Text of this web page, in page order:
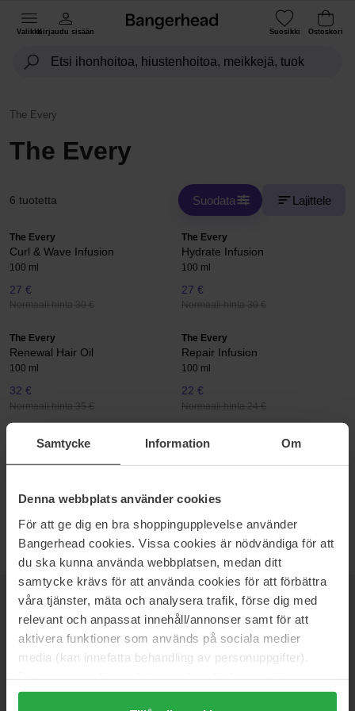
Samtycke Information Om
Denna webbplats använder cookies
För att ge dig en bra shoppingupplevelse använder
Bangerhead cookies. Vissa cookies är nödvändiga för att
du ska kunna använda webbplatsen, medan ditt
samtycke krävs för att använda cookies för att förbättra
våra tjänster, mäta och analysera trafik, förse dig med
relevant och anpassat innehåll/annonser samt för att
aktivera funktioner som används på sociala medier
media (kan innefatta behandling av personuppgifter).
Genom att trycka på "Tillåt alla cookies" accepterar du
ValikkoKirjaudu sisään Suosikki Ostoskori
The Every
The Every
6 tuotetta Suodata Lajittele
The Every
Curl & Wave Infusion
100 ml
27 €
Normaali hinta 30 €
The Every
Hydrate Infusion
100 ml
27 €
Normaali hinta 30 €
The Every
Renewal Hair Oil
100 ml
32 €
Normaali hinta 35 €
The Every
Repair Infusion
100 ml
22 €
Normaali hinta 24 €
The Every
Scalp Food
200 ml
38 €
Normaali hinta
42 €
The Every
200 ml
34 €
Normaali hinta
UUTISKIRJEOLE ENSIMMÄISTEN JOUKOSSA
Haluatko parhaat kauneusuutiset suoraan sähköpostiisi? Saat